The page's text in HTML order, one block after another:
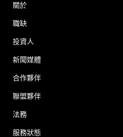
關於
職缺
投資人
新聞媒體
合作夥伴
聯盟夥伴
法務
服務狀態